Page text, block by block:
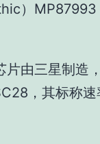
）MP87993
片由三星制造
，其标称速